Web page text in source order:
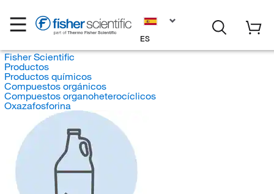
ES
Fisher Scientific
Productos
Productos químicos
Compuestos orgánicos
Compuestos organoheterocíclicos
Oxazafosforina